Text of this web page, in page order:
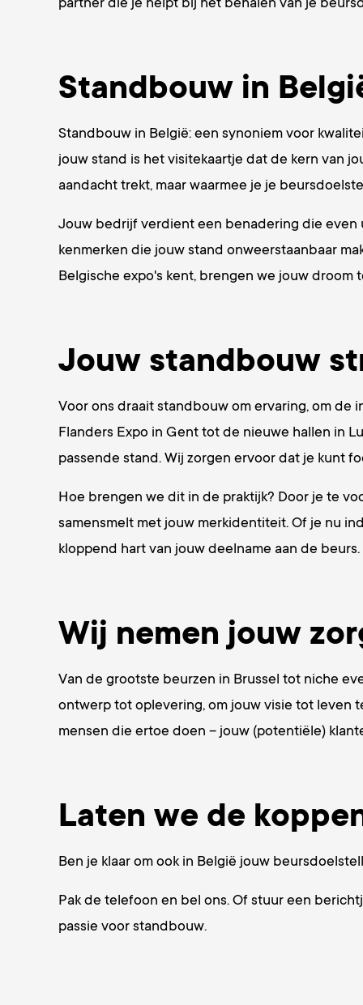
Standbouw in
Standbouw in België: een synoniem voor
jouw stand is het visitekaartje dat de kern van
aandacht trekt, maar waarmee je je
Jouw bedrijf verdient een benadering die even
kenmerken die jouw stand onweerstaanbaar
Belgische expo's kent, brengen we jouw droom
Jouw standbouw
Voor ons draait standbouw om ervaring, om de
Flanders Expo in Gent tot de nieuwe hallen in
passende stand. Wij zorgen ervoor dat je kunt
Hoe brengen we dit in de praktijk? Door je te
samensmelt met jouw merkidentiteit. Of je nu
kloppend hart van jouw deelname aan de beurs.
Wij nemen jouw
Van de grootste beurzen in Brussel tot niche
ontwerp tot oplevering, om jouw visie tot leven
mensen die ertoe doen – jouw (potentiële)
Laten we de
Ben je klaar om ook in België jouw
Pak de telefoon en bel ons. Of stuur een
passie voor standbouw.